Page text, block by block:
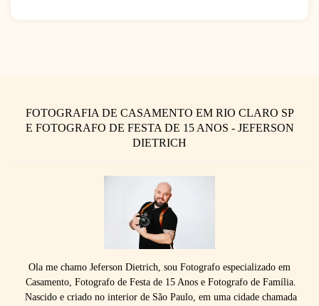
FOTOGRAFIA DE CASAMENTO EM RIO CLARO SP
E FOTOGRAFO DE FESTA DE 15 ANOS - JEFERSON
DIETRICH
Ola me chamo Jeferson Dietrich, sou Fotografo especializado em
Casamento, Fotografo de Festa de 15 Anos e Fotografo de Família.
Nascido e criado no interior de São Paulo, em uma cidade chamada